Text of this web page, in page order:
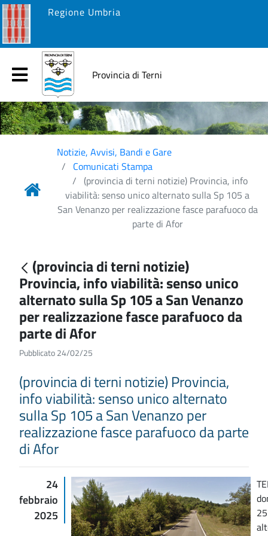
Regione Umbria
Provincia di Terni
Notizie, Avvisi, Bandi e Gare
Comunicati Stampa
(provincia di terni notizie) Provincia, info
viabilità: senso unico alternato sulla Sp 105 a
San Venanzo per realizzazione fasce parafuoco da
parte di Afor
(provincia di terni notizie)
Provincia, info viabilità: senso unico
alternato sulla Sp 105 a San Venanzo
per realizzazione fasce parafuoco da
parte di Afor
Pubblicato 24/02/25
(provincia di terni notizie) Provincia,
info viabilità: senso unico alternato
sulla Sp 105 a San Venanzo per
realizzazione fasce parafuoco da parte
di Afor
24
febbraio
2025